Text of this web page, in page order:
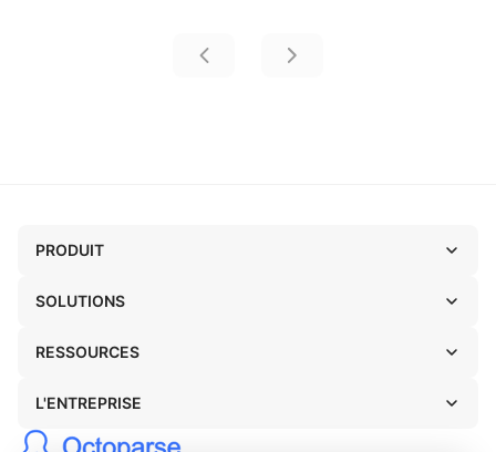
PRODUIT
SOLUTIONS
RESSOURCES
L'ENTREPRISE